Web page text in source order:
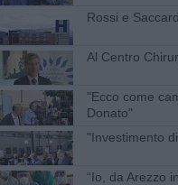
Rossi e
Al Centro
"Ecco come
Donato"
"Investimento
​“Io, da Arezzo